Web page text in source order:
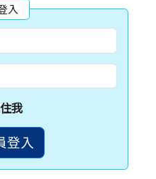
入
我
登入